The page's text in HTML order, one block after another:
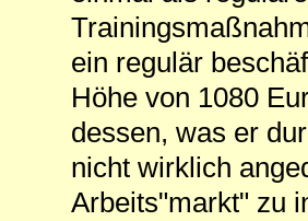
ein regulär
Höhe von 1080
dessen, was er
nicht wirklich
Arbeits"markt" zu